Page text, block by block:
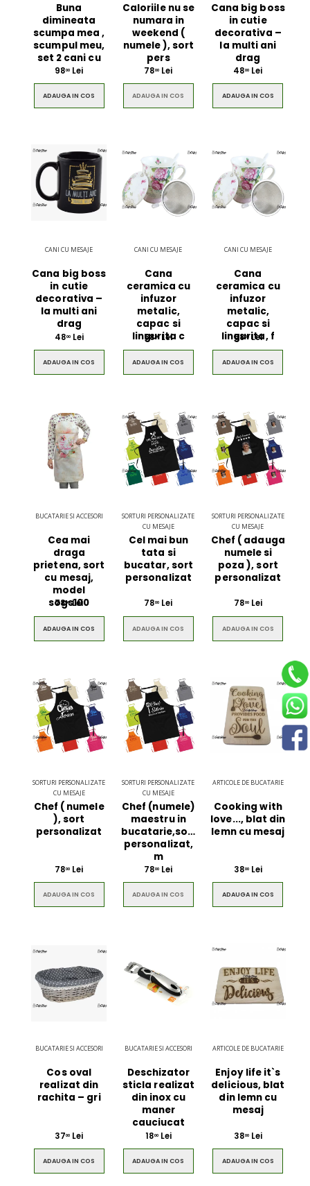
Buna
dimineata
scumpa mea ,
scumpul meu,
set 2 cani cu
9800 Lei
ADAUGA IN COS
Caloriile nu se
numara in
weekend (
numele ), sort
pers
7800 Lei
ADAUGA IN COS
Cana big boss
in cutie
decorativa –
la multi ani
drag
4800 Lei
ADAUGA IN COS
CANI CU MESAJE
Cana big boss
in cutie
decorativa –
la multi ani
drag
4800Lei
ADAUGA IN COS
CANI CU MESAJE
Cana
ceramica cu
infuzor
metalic,
capac si
lingurita c
5800Lei
ADAUGA IN COS
CANI CU MESAJE
Cana
ceramica cu
infuzor
metalic,
capac si
lingurita, f
5800Lei
ADAUGA IN COS
BUCATARIE SI ACCESORI
Cea mai
draga
prietena, sort
cu mesaj,
model
sogs100
78 00Lei
ADAUGA IN COS
SORTURI PERSONALIZATE
CU MESAJE
Cel mai bun
tata si
bucatar, sort
personalizat
7800 Lei
ADAUGA IN COS
SORTURI PERSONALIZATE
CU MESAJE
Chef ( adauga
numele si
poza ), sort
personalizat
7800Lei
ADAUGA IN COS
SORTURI PERSONALIZATE
CU MESAJE
Chef ( numele
), sort
personalizat
7800 Lei
ADAUGA IN COS
SORTURI PERSONALIZATE
CU MESAJE
Chef (numele)
maestru in
bucatarie,sort
personalizat,
m
7800 Lei
ADAUGA IN COS
ARTICOLE DE BUCATARIE
Cooking with
love..., blat din
lemn cu mesaj
3800Lei
ADAUGA IN COS
BUCATARIE SI ACCESORI
Cos oval
realizat din
rachita – gri
3700 Lei
ADAUGA IN COS
BUCATARIE SI ACCESORI
Deschizator
sticla realizat
din inox cu
maner
cauciucat
1800Lei
ADAUGA IN COS
ARTICOLE DE BUCATARIE
Enjoy life it`s
delicious, blat
din lemn cu
mesaj
3800Lei
ADAUGA IN COS